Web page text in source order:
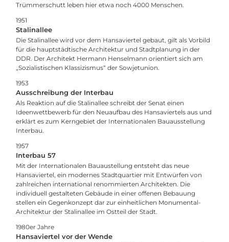
Trümmerschutt leben hier etwa noch 4000 Menschen.
1951
Stalinallee
Die Stalinallee wird vor dem Hansaviertel gebaut, gilt als Vorbild
für die hauptstädtische Architektur und Stadtplanung in der
DDR. Der Architekt Hermann Henselmann orientiert sich am
„Sozialistischen Klassizismus“ der Sowjetunion.
1953
Ausschreibung der Interbau
Als Reaktion auf die Stalinallee schreibt der Senat einen
Ideenwettbewerb für den Neuaufbau des Hansaviertels aus und
erklärt es zum Kerngebiet der Internationalen Bauausstellung
Interbau.
1957
Interbau 57
Mit der Internationalen Bauaustellung entsteht das neue
Hansaviertel, ein modernes Stadtquartier mit Entwürfen von
zahlreichen international renommierten Architekten. Die
individuell gestalteten Gebäude in einer offenen Bebauung
stellen ein Gegenkonzept dar zur einheitlichen Monumental-
Architektur der Stalinallee im Ostteil der Stadt.
1980er Jahre
Hansaviertel vor der Wende